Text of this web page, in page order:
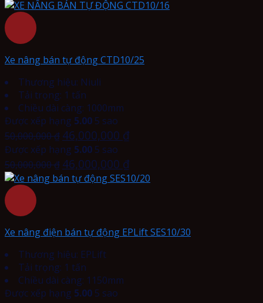
Xe nâng bán tự động CTD10/25
Thương hiệu: Niuli
Tải trọng: 1 tấn
Chiều dài càng: 1000mm
Được xếp hạng 5.00 5 sao
50,000,000₫ 46,000,000 ₫
Được xếp hạng 5.00 5 sao
50,000,000₫ 46,000,000 ₫
Xe nâng điện bán tự động EPLift SES10/30
Thương hiệu: EPLift
Tải trọng: 1 tấn
Chiều dài càng: 1150mm
Được xếp hạng 5.00 5 sao